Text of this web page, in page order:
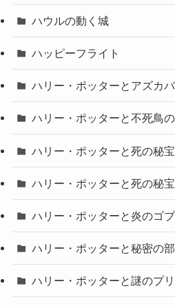
ハウルの動く城
ハッピーフライト
ハリー・ポッターとアズカ
ハリー・ポッターと不死鳥
ハリー・ポッターと死の秘
ハリー・ポッターと死の秘
ハリー・ポッターと炎のゴ
ハリー・ポッターと秘密の
ハリー・ポッターと謎のプ